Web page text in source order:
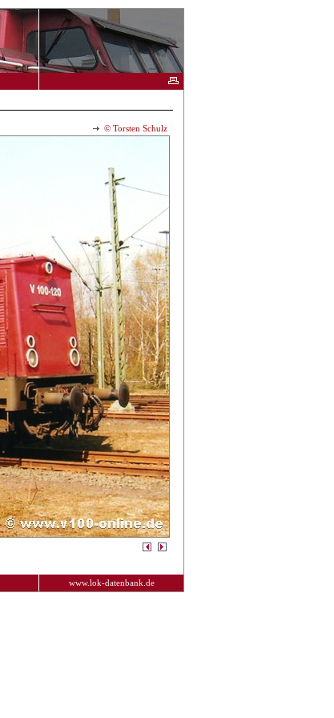
© Torsten Schulz
www.lok-datenbank.de